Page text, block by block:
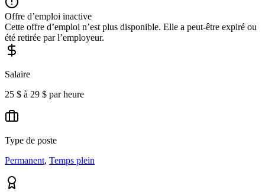
Offre d’emploi inactive
Cette offre d’emploi n’est plus disponible. Elle a peut-être expiré ou
été retirée par l’employeur.
Salaire
25 $ à 29 $ par heure
Type de poste
Permanent, Temps plein